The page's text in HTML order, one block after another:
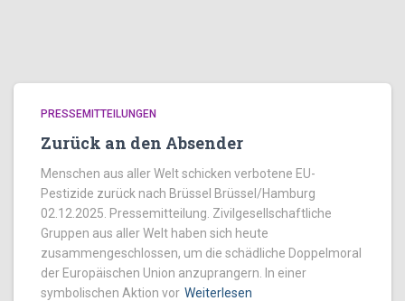
PRESSEMITTEILUNGEN
Zurück an den Absender
Menschen aus aller Welt schicken verbotene EU-
Pestizide zurück nach Brüssel Brüssel/Hamburg
02.12.2025. Pressemitteilung. Zivilgesellschaftliche
Gruppen aus aller Welt haben sich heute
zusammengeschlossen, um die schädliche Doppelmoral
der Europäischen Union anzuprangern. In einer
symbolischen Aktion vor Weiterlesen